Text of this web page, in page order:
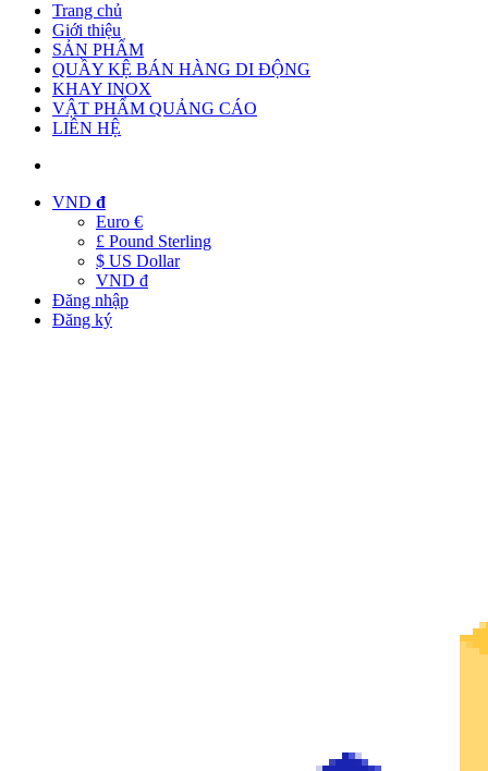
Trang chủ
Giới thiệu
SẢN PHẨM
QUẦY KỆ BÁN HÀNG DI ĐỘNG
KHAY INOX
VẬT PHẨM QUẢNG CÁO
LIÊN HỆ
VND đ
Euro €
£ Pound Sterling
$ US Dollar
VND đ
Đăng nhập
Đăng ký